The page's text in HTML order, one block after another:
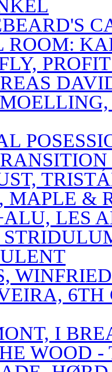
ROOM:
MAPLE &
LES
6TH
I
WOOD